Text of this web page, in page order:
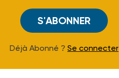
S'ABONNER
Déjà Abonné ? Se connecter